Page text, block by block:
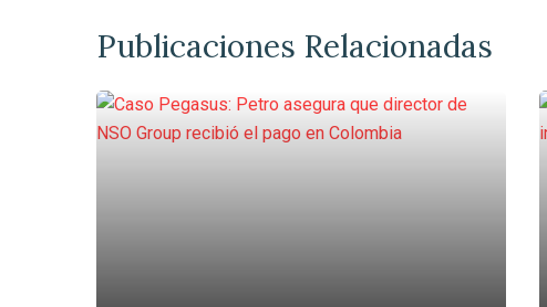
Publicaciones Relacionadas